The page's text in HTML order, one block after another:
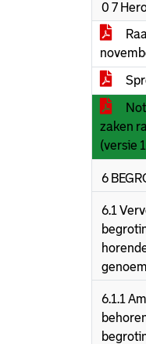
0 7
zaken
(versie
6
6.1
6.1.1